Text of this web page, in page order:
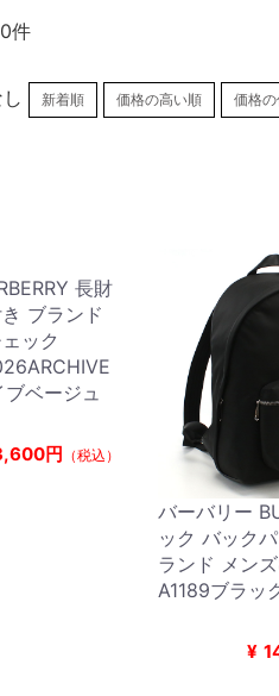
件
新着順 価格の高い順 価格
長財
ブランド
ック
ベージュ
円 （税込）
バーバリー
ック バック
ランド メン
A1189ブラッ
¥